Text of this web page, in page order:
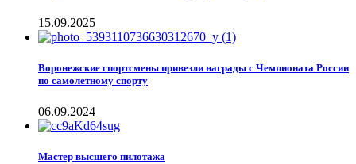
15.09.2025
Воронежские спортсмены привезли награды с Чемпионата России
по самолетному спорту
06.09.2024
Мастер высшего пилотажа